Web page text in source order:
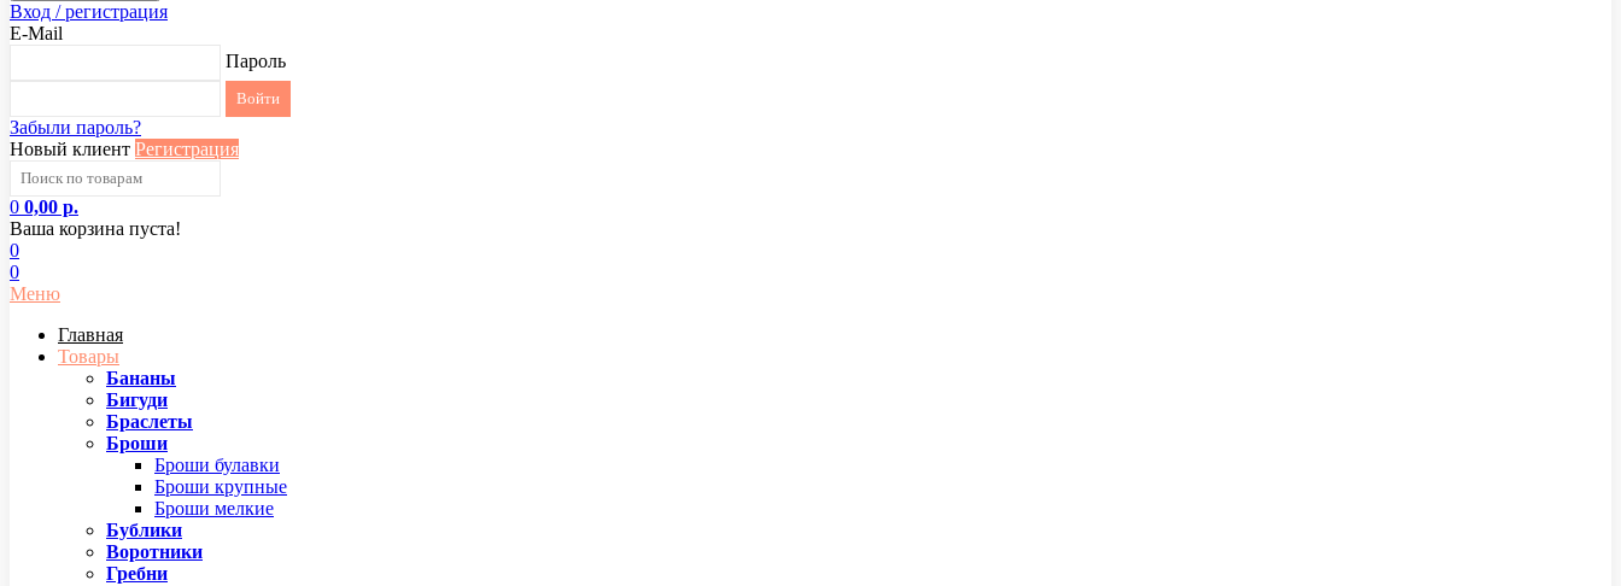
Вход / регистрация
E-Mail
Пароль
Забыли пароль?
Новый клиент Регистрация
0 0,00 р.
Ваша корзина пуста!
0
0
Меню
Главная
Товары
Бананы
Бигуди
Браслеты
Броши
Броши булавки
Броши крупные
Броши мелкие
Бублики
Воротники
Гребни